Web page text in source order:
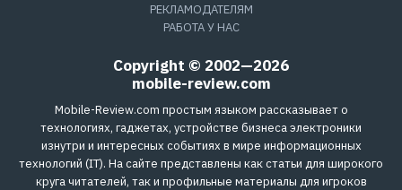
РЕКЛАМОДАТЕЛЯМ
РАБОТА У НАС
Copyright © 2002—2026
mobile-review.com
Mobile-Review.com простым языком рассказывает о
технологиях, гаджетах, устройстве бизнеса электроники
изнутри и интересных событиях в мире информационных
технологий (IT). На сайте представлены как статьи для широкого
круга читателей, так и профильные материалы для игроков